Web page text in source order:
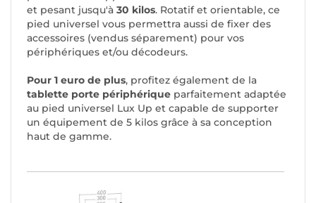
et pesant jusqu'à 30 kilos. Rotatif et orientable, ce
pied universel vous permettra aussi de fixer des
accessoires (vendus séparement) pour vos
périphériques et/ou décodeurs.
Pour 1 euro de plus, profitez également de la
tablette porte périphérique parfaitement adaptée
au pied universel Lux Up et capable de supporter
un équipement de 5 kilos grâce à sa conception
haut de gamme.